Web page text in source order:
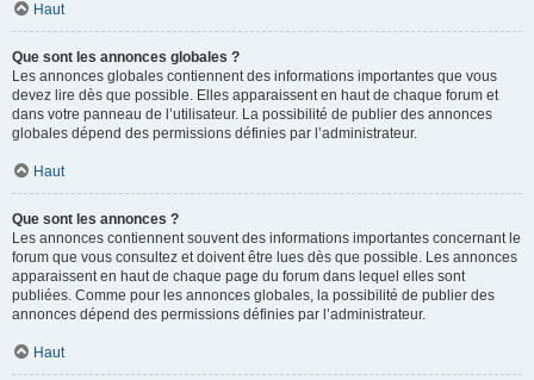
Haut
Que sont les annonces globales ?
Les annonces globales contiennent des informations importantes que vous
devez lire dès que possible. Elles apparaissent en haut de chaque forum et
dans votre panneau de l’utilisateur. La possibilité de publier des annonces
globales dépend des permissions définies par l’administrateur.
Haut
Que sont les annonces ?
Les annonces contiennent souvent des informations importantes concernant le
forum que vous consultez et doivent être lues dès que possible. Les annonces
apparaissent en haut de chaque page du forum dans lequel elles sont
publiées. Comme pour les annonces globales, la possibilité de publier des
annonces dépend des permissions définies par l’administrateur.
Haut